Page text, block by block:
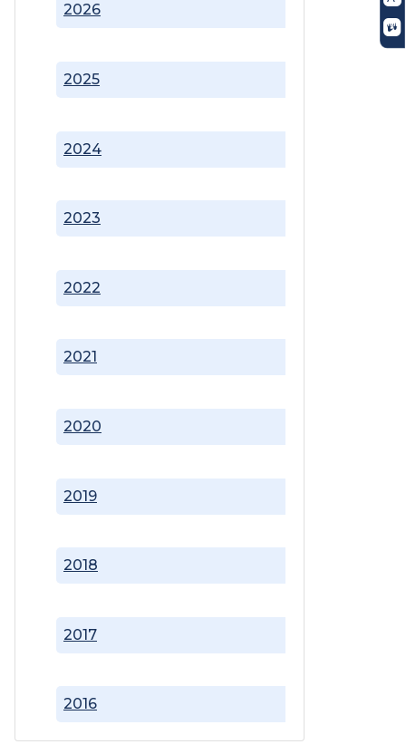
2016
2017
2018
2019
2020
2021
2022
2023
2024
2025
2026